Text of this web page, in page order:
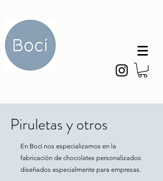
Piruletas y otros
En Bocí nos especializamos en la
fabricación de chocolates personalizados
diseñados especialmente para empresas.